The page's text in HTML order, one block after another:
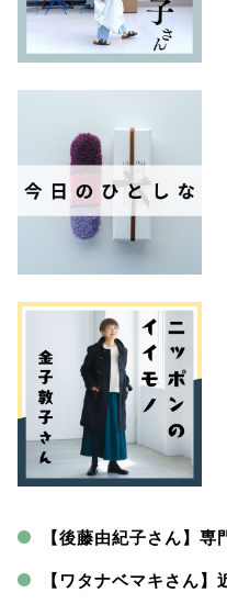
【後藤由紀子さん】
【ワタナベマキさん】